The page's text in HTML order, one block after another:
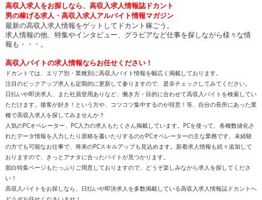
高収入求人をお探しなら、高収入求人情報誌ドカント
男の稼げる求人・高収入求人アルバイト情報マガジン
最新の高収入求人情報をゲットしてドカント稼ごう。
求人情報の他、特集やインタビュー、グラビアなど仕事を探しながら様々な情
報も・・・。
高収入バイトの求人情報ならお任せください！
ドカントでは、エリア別・業種別に高収入バイト情報を幅広く掲載しております。
注目のピックアップ求人も定期的に更新して参りますので、是非チェックしてみてください。
日払いや即決求人、また社員登用ありなど、働き方・目的に合わせて高収入バイトを検索してい
ただけます。接客が好き！という方や、コツコツ集中するのが得意！等、自分の長所にあった業
種で高収入求人を探してみませんか？
人気のPCオペレーター、PC入力の求人もたくさん掲載しています。PCを使って、各種数値化さ
れたデータ情報を入力したり原稿を書いたりするのがPCオペレーターの主な業務です。未経験
の方でも可能なお仕事で、将来のPCスキルアップも見込めます。新着求人情報も続々追加して
おりますので、きっとアナタに合ったバイトが見つかります。
面白特集ページもたっぷりご用意しておりますので、どうぞ楽しみながら求人を探してくださ
い！
高収入バイトをお探しなら、日払いや即決求人を多数掲載している高収入求人情報誌ドカントへ